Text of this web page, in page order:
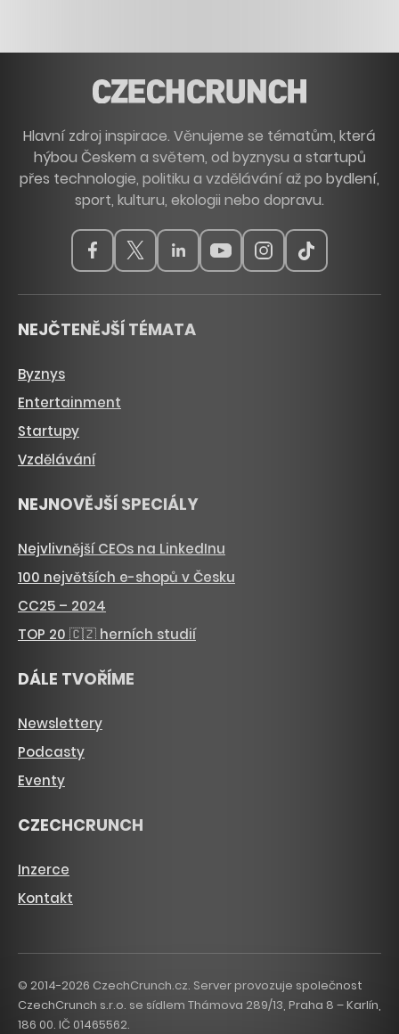
Hlavní zdroj inspirace. Věnujeme se tématům, která
hýbou Českem a světem, od byznysu a startupů
přes technologie, politiku a vzdělávání až po bydlení,
sport, kulturu, ekologii nebo dopravu.
NEJČTENĚJŠÍ TÉMATA
Byznys
Entertainment
Startupy
Vzdělávání
NEJNOVĚJŠÍ SPECIÁLY
Nejvlivnější CEOs na LinkedInu
100 největších e-shopů v Česku
CC25 – 2024
TOP 20 🇨🇿 herních studií
DÁLE TVOŘÍME
Newslettery
Podcasty
Eventy
CZECHCRUNCH
Inzerce
Kontakt
© 2014-2026 CzechCrunch.cz. Server provozuje společnost
CzechCrunch s.r.o. se sídlem Thámova 289/13, Praha 8 – Karlín,
186 00. IČ 01465562.